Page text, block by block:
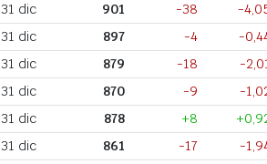
31 dic 901 -38 -
31 dic 897 -4 -
31 dic 879 -18 -
31 dic 870 -9 -
31 dic 878 +8
31 dic 861 -17 -